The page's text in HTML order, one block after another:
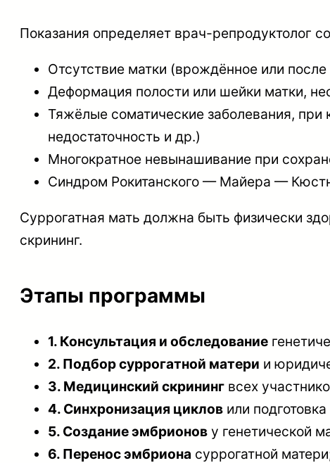
Показания определяет врач-репродуктолог
Отсутствие матки (врождённое или
Деформация полости или шейки матки,
Тяжёлые соматические заболевания,
недостаточность и др.)
Многократное невынашивание при
Синдром Рокитанского — Майера —
Суррогатная мать должна быть физически
скрининг.
Этапы программы
1. Консультация и обследование
2. Подбор суррогатной матери и
3. Медицинский скрининг всех
4. Синхронизация циклов или
5. Создание эмбрионов у генетической
6. Перенос эмбриона суррогатной